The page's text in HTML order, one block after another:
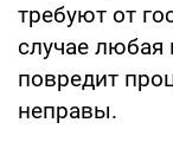
требуют от
случае любая
повредит
неправы.